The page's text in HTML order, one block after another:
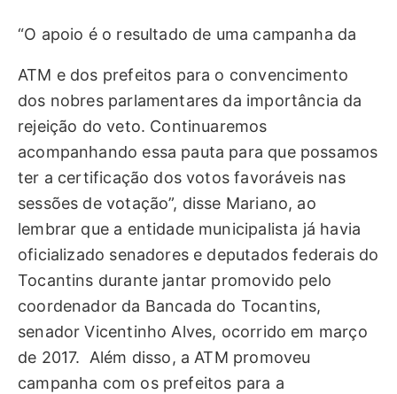
“O apoio é o resultado de uma campanha da
ATM e dos prefeitos para o convencimento
dos nobres parlamentares da importância da
rejeição do veto. Continuaremos
acompanhando essa pauta para que possamos
ter a certificação dos votos favoráveis nas
sessões de votação”, disse Mariano, ao
lembrar que a entidade municipalista já havia
oficializado senadores e deputados federais do
Tocantins durante jantar promovido pelo
coordenador da Bancada do Tocantins,
senador Vicentinho Alves, ocorrido em março
de 2017. Além disso, a ATM promoveu
campanha com os prefeitos para a